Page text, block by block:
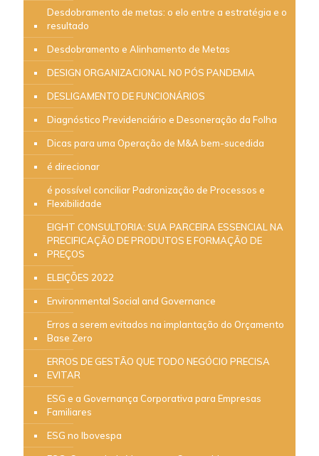
Desdobramento de metas: o elo entre a estratégia e o
resultado
Desdobramento e Alinhamento de Metas
DESIGN ORGANIZACIONAL NO PÓS PANDEMIA
DESLIGAMENTO DE FUNCIONÁRIOS
Diagnóstico Previdenciário e Desoneração da Folha
Dicas para uma Operação de M&A bem-sucedida
é direcionar
é possível conciliar Padronização de Processos e
Flexibilidade
EIGHT CONSULTORIA: SUA PARCEIRA ESSENCIAL NA
PRECIFICAÇÃO DE PRODUTOS E FORMAÇÃO DE
PREÇOS
ELEIÇÕES 2022
Environmental Social and Governance
Erros a serem evitados na implantação do Orçamento
Base Zero
ERROS DE GESTÃO QUE TODO NEGÓCIO PRECISA
EVITAR
ESG e a Governança Corporativa para Empresas
Familiares
ESG no Ibovespa